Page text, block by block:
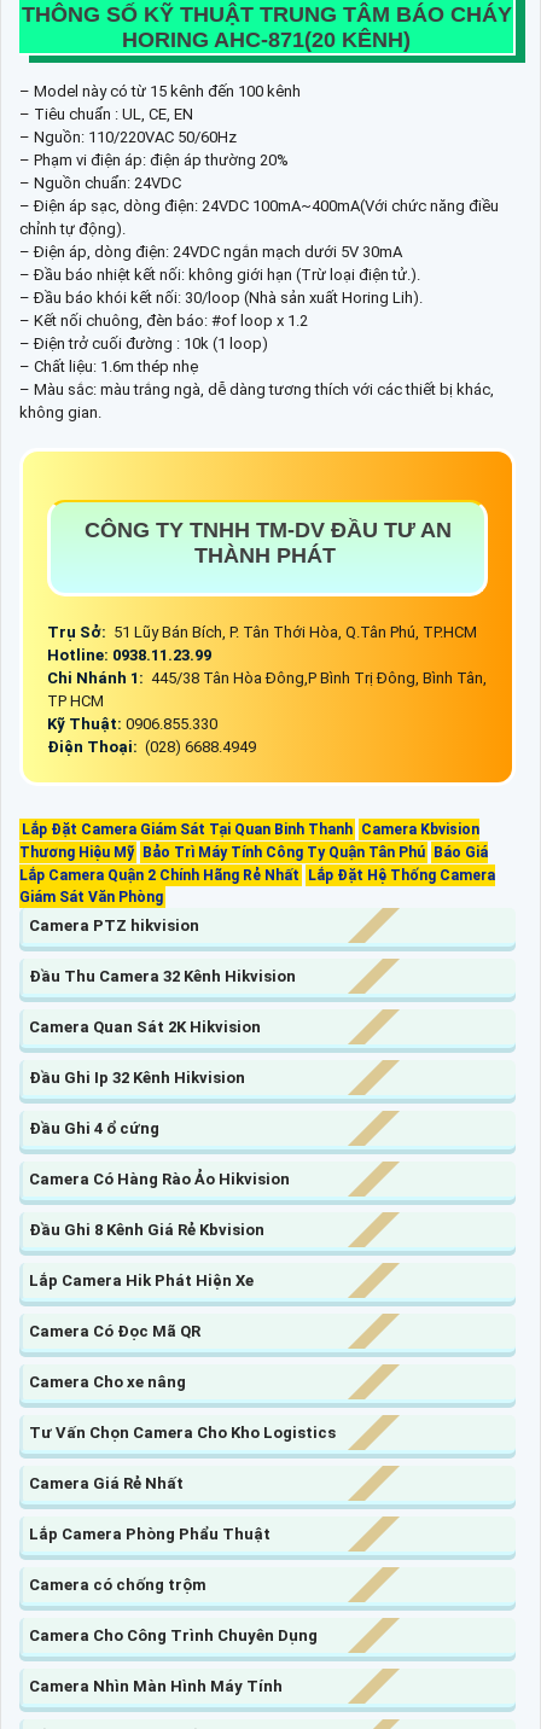
THÔNG SỐ KỸ THUẬT TRUNG TÂM BÁO CHÁY
HORING AHC-871(20 KÊNH)
– Model này có từ 15 kênh đến 100 kênh
– Tiêu chuẩn : UL, CE, EN
– Nguồn: 110/220VAC 50/60Hz
– Phạm vi điện áp: điện áp thường 20%
– Nguồn chuẩn: 24VDC
– Điện áp sạc, dòng điện: 24VDC 100mA~400mA(Với chức năng điều
chỉnh tự động).
– Điện áp, dòng điện: 24VDC ngắn mạch dưới 5V 30mA
– Đầu báo nhiệt kết nối: không giới hạn (Trừ loại điện tử.).
– Đầu báo khói kết nối: 30/loop (Nhà sản xuất Horing Lih).
– Kết nối chuông, đèn báo: #of loop x 1.2
– Điện trở cuối đường : 10k (1 loop)
– Chất liệu: 1.6m thép nhẹ
– Màu sắc: màu trắng ngà, dễ dàng tương thích với các thiết bị khác,
không gian.
CÔNG TY TNHH TM-DV ĐẦU TƯ AN
THÀNH PHÁT
Trụ Sở: 51 Lũy Bán Bích, P. Tân Thới Hòa, Q.Tân Phú, TP.HCM
Hotline: 0938.11.23.99
Chi Nhánh 1: 445/38 Tân Hòa Đông,P Bình Trị Đông, Bình Tân,
TP HCM
Kỹ Thuật: 0906.855.330
Điện Thoại: (028) 6688.4949
Lắp Đặt Camera Giám Sát Tại Quan Binh Thanh Camera Kbvision
Thương Hiệu Mỹ Bảo Trì Máy Tính Công Ty Quận Tân Phú Báo Giá
Lắp Camera Quận 2 Chính Hãng Rẻ Nhất
Lắp Đặt Hệ Thống Camera
Giám Sát Văn Phòng
Camera PTZ hikvision
Đầu Thu Camera 32 Kênh Hikvision
Camera Quan Sát 2K Hikvision
Đầu Ghi Ip 32 Kênh Hikvision
Đầu Ghi 4 ổ cứng
Camera Có Hàng Rào Ảo Hikvision
Đầu Ghi 8 Kênh Giá Rẻ Kbvision
Lắp Camera Hik Phát Hiện Xe
Camera Có Đọc Mã QR
Camera Cho xe nâng
Tư Vấn Chọn Camera Cho Kho Logistics
Camera Giá Rẻ Nhất
Lắp Camera Phòng Phẩu Thuật
Camera có chống trộm
Camera Cho Công Trình Chuyên Dụng
Camera Nhìn Màn Hình Máy Tính